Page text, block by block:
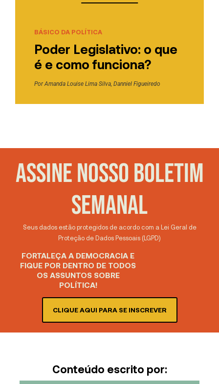
BÁSICO DA POLÍTICA
Poder Legislativo: o que
é e como funciona?
PorAmanda Louise Lima Silva, Danniel Figueiredo
ASSINE NOSSO BOLETIM
SEMANAL
Seus dados estão protegidos de acordo com a Lei Geral de
Proteção de Dados Pessoais (LGPD)
FORTALEÇA A DEMOCRACIA E
FIQUE POR DENTRO DE TODOS
OS ASSUNTOS SOBRE
POLÍTICA!
CLIQUE AQUI PARA SE INSCREVER
Conteúdo escrito por: